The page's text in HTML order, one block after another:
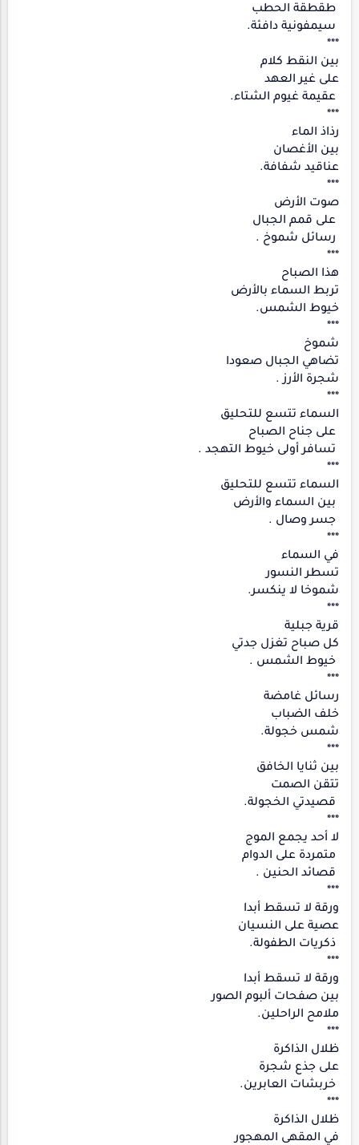
طقطقة الحطب
سيمفونية دافئة.
***
بين النقط كلام
على غير العهد
عقيمة غيوم الشتاء.
***
رذاذ الماء
بين الأغصان
عناقيد شفافة.
***
صوت الأرض
على قمم الجبال
رسائل شموخ .
***
هذا الصباح
تربط السماء بالأرض
خيوط الشمس.
***
شموخ
تضاهي الجبال صعودا
شجرة الأرز .
***
السماء تتسع للتحليق
على جناح الصباح
تسافر أولى خيوط التهجد .
***
السماء تتسع للتحليق
بين السماء والأرض
جسر وصال .
***
في السماء
تسطر النسور
شموخا لا ينكسر.
***
قرية جبلية
كل صباح تغزل جدتي
خيوط الشمس .
***
رسائل غامضة
خلف الضباب
شمس خجولة.
***
بين ثنايا الخافق
تتقن الصمت
قصيدتي الخجولة.
***
لا أحد يجمع الموج
متمردة على الدوام
قصائد الحنين .
***
ورقة لا تسقط أبدا
عصية على النسيان
ذكريات الطفولة.
***
ورقة لا تسقط أبدا
بين صفحات ألبوم الصور
ملامح الراحلين.
***
ظلال الذاكرة
على جذع شجرة
خربشات العابرين.
***
ظلال الذاكرة
في المقهى المهجور